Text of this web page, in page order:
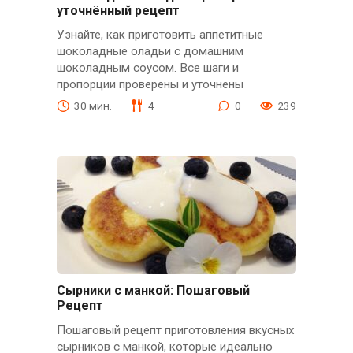
уточнённый рецепт
Узнайте, как приготовить аппетитные
шоколадные оладьи с домашним
шоколадным соусом. Все шаги и
пропорции проверены и уточнены
30 мин. 4 0 239
Сырники с манкой: Пошаговый
Рецепт
Пошаговый рецепт приготовления вкусных
сырников с манкой, которые идеально